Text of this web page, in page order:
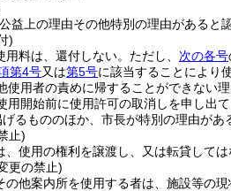
益上の理由その他特別の理由があると
)
用料は、還付しない。 ただし、 次の各号
第4号又は第5号に該当することにより
使用者の責めに帰することができない
用開始前に使用許可の取消しを申し出
げるもののほか、市長が特別の理由があ
止)
、使用の権利を譲渡し、又は転貸しては
更の禁止)
の他案内所を使用する者は、施設等の現